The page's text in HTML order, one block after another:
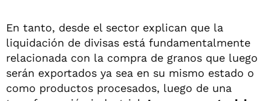
En tanto, desde el sector explican que la
liquidación de divisas está fundamentalmente
relacionada con la compra de granos que luego
serán exportados ya sea en su mismo estado o
como productos procesados, luego de una